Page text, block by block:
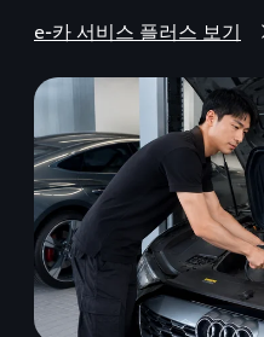
e-카 서비스 플러스 보기